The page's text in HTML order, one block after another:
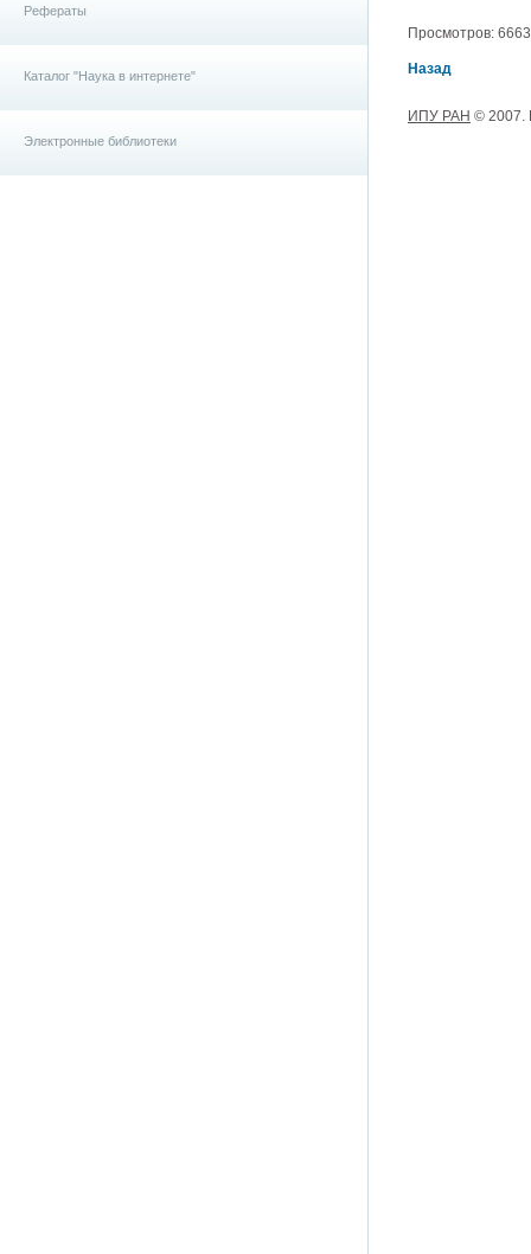
Рефераты
Каталог "Наука в интернете"
Электронные библиотеки
Просмотров:
Назад
ИПУ РАН © 2007.